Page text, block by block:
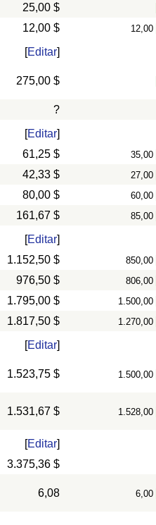
25,00 $
12,00 $ 12,00
[Editar]
275,00 $
?
[Editar]
61,25 $ 35,00
42,33 $ 27,00
80,00 $ 60,00
161,67 $ 85,00
[Editar]
1.152,50 $ 850,00
976,50 $ 806,00
1.795,00 $ 1.500,00
1.817,50 $ 1.270,00
[Editar]
1.523,75 $ 1.500,00
1.531,67 $ 1.528,00
[Editar]
3.375,36 $
6,08 6,00